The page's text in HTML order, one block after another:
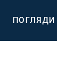
ПОГЛЯДИ